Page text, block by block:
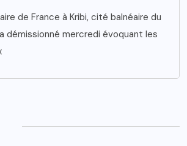
de France à Kribi, cité balnéaire du
démissionné mercredi évoquant les